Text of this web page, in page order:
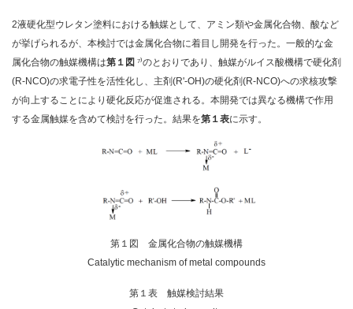
2液硬化型ウレタン塗料における触媒として、アミン類や金属化合物、酸など
が挙げられるが、本検討では金属化合物に着目し開発を行った。一般的な金
属化合物の触媒機構は第１図 ⁷⁾のとおりであり、触媒がルイス酸機構で硬化剤
(R-NCO)の求電子性を活性化し、主剤(R'-OH)の硬化剤(R-NCO)への求核攻撃
が向上することにより硬化反応が促進される。本開発では異なる機構で作用
する金属触媒を含めて検討を行った。結果を第１表に示す。
第１図 金属化合物の触媒機構
Catalytic mechanism of metal compounds
第１表 触媒検討結果